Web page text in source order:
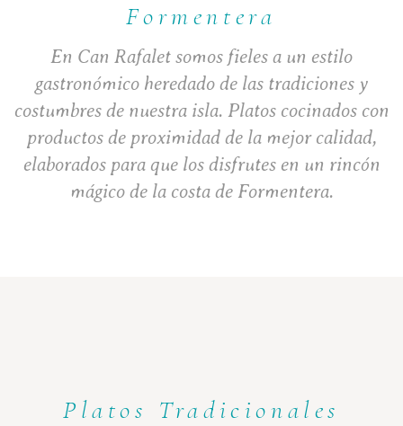
Formentera
En Can Rafalet somos fieles a un estilo
gastronómico heredado de las tradiciones y
costumbres de nuestra isla. Platos cocinados con
productos de proximidad de la mejor calidad,
elaborados para que los disfrutes en un rincón
mágico de la costa de Formentera.
Platos Tradicionales